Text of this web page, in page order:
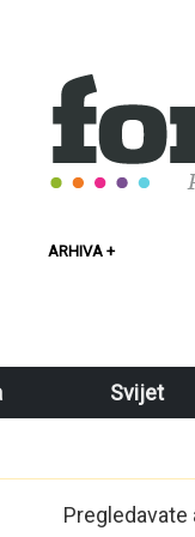
ARHIVA +
Svijet